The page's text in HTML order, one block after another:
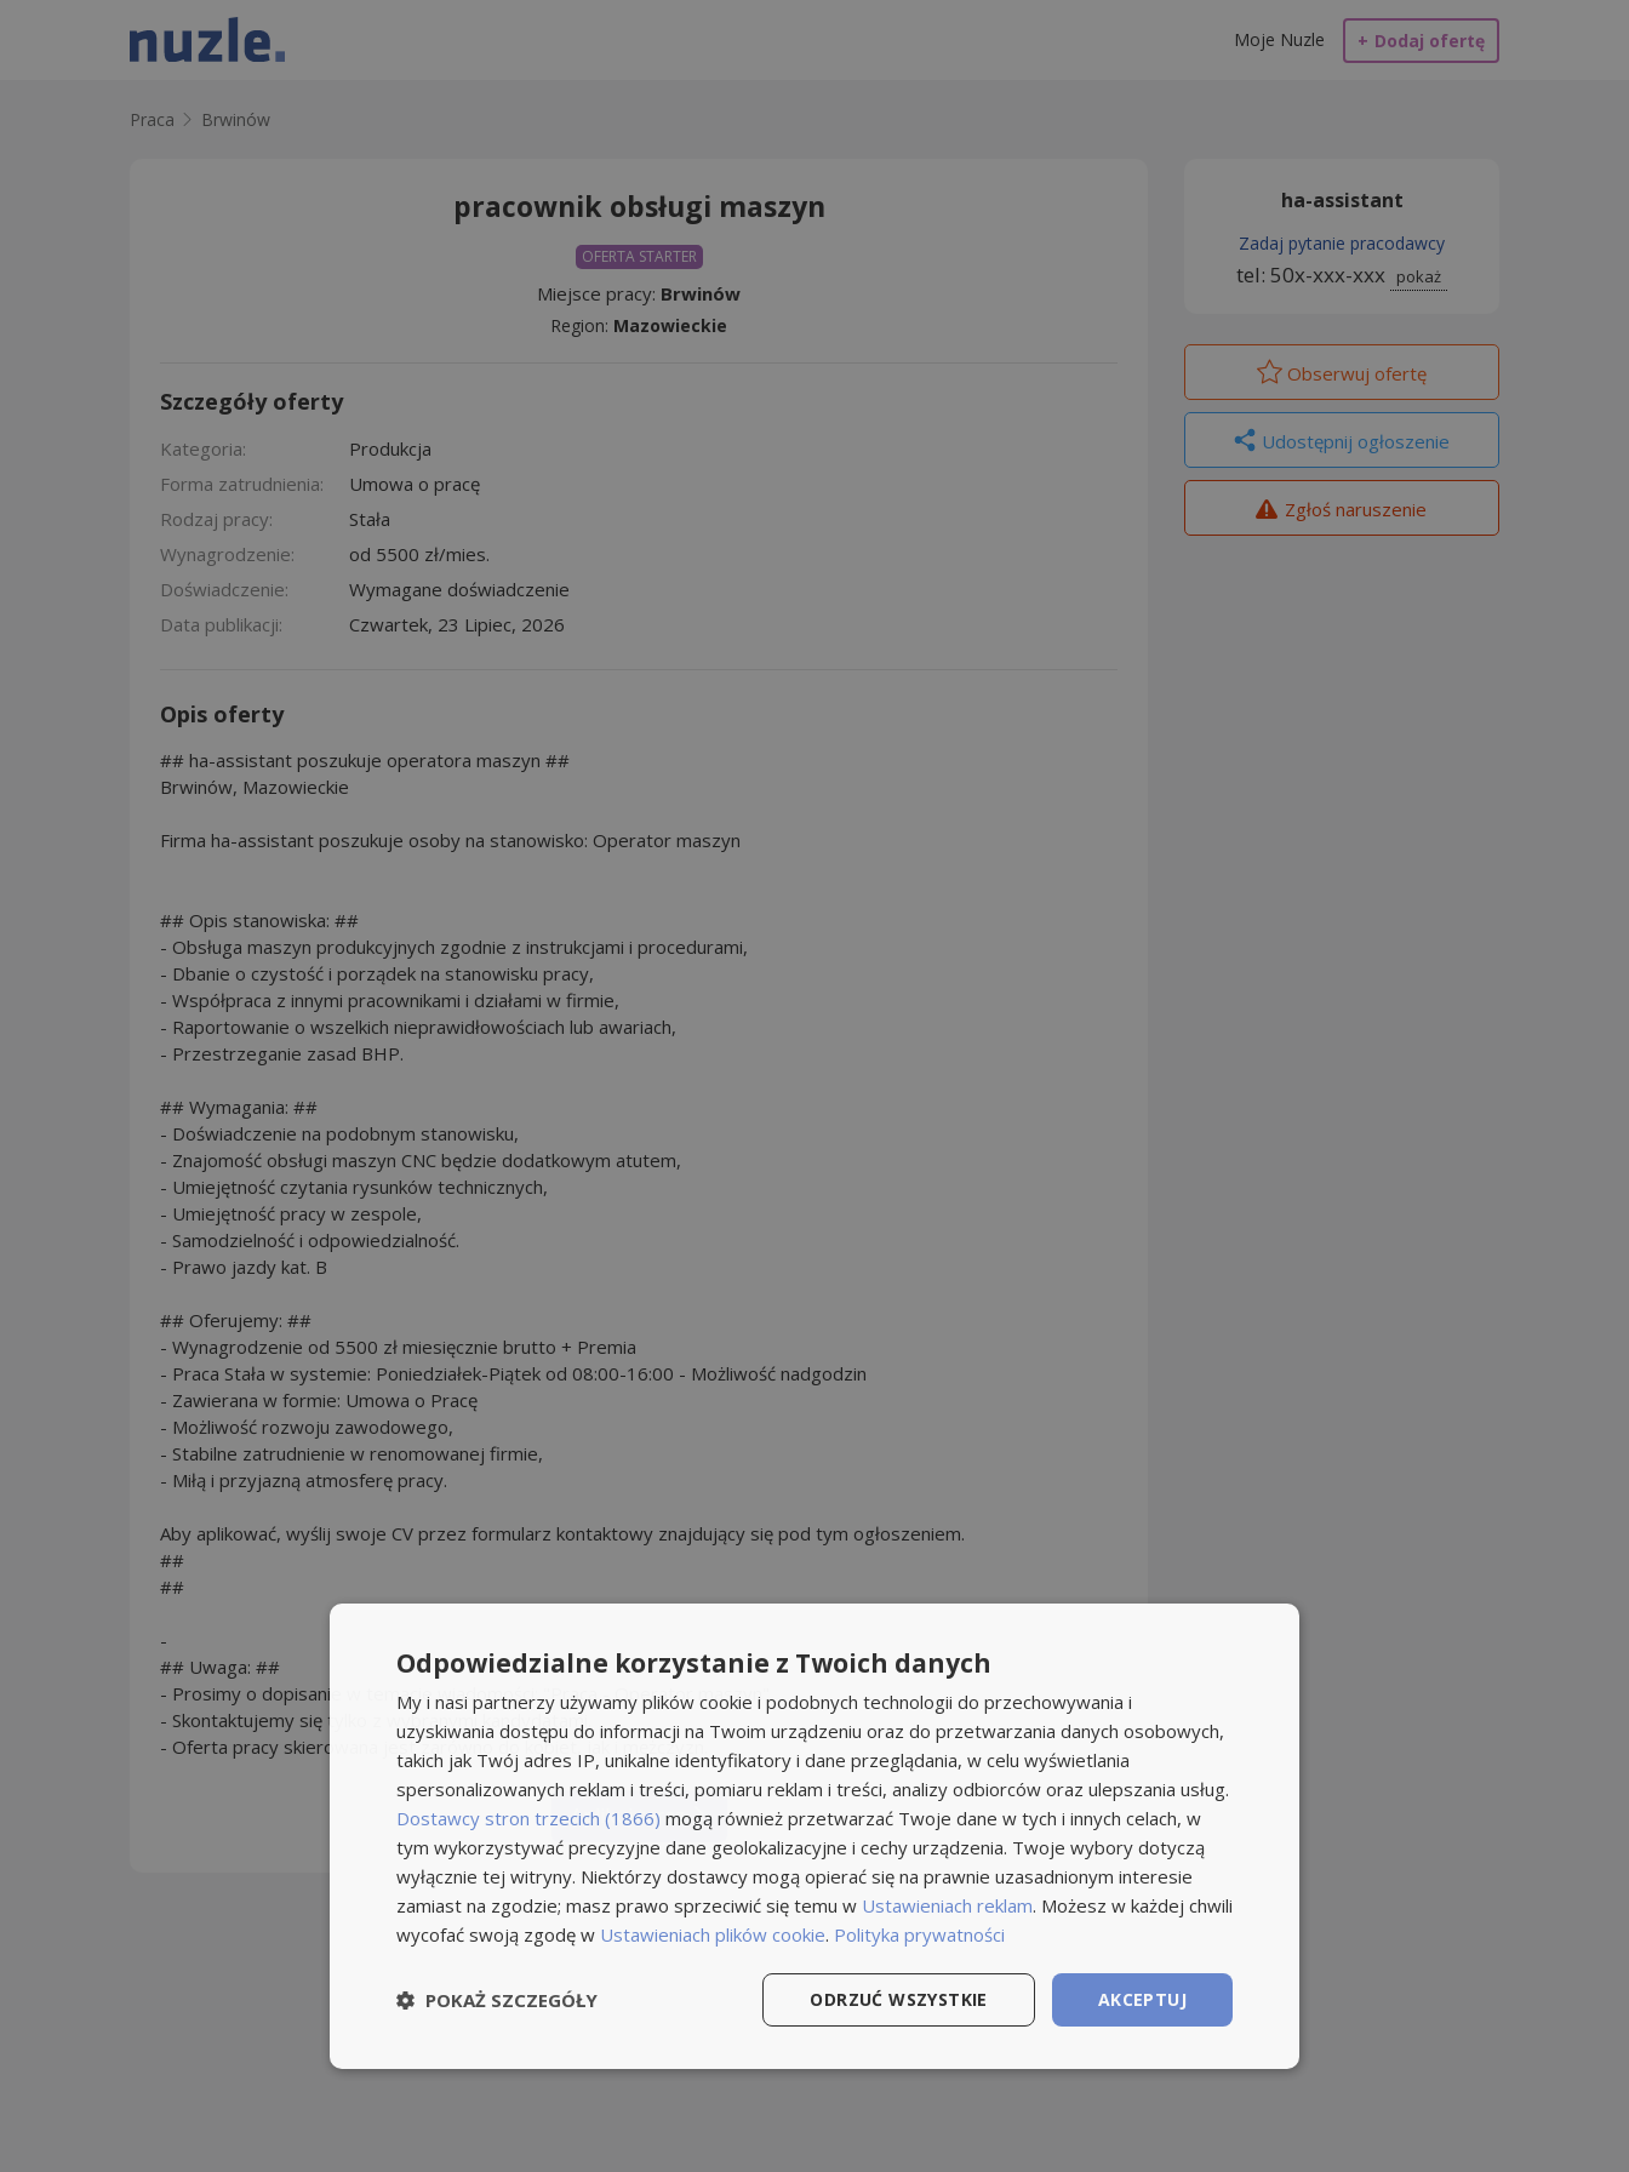
+ Dodaj ofertę
Moje Nuzle
Praca Brwinów
ha-assistant
Zadaj pytanie pracodawcy
tel: 50x-xxx-xxx pokaż
Obserwuj ofertę
Udostępnij ogłoszenie
Zgłoś naruszenie
pracownik obsługi maszyn
OFERTA STARTER
Miejsce pracy: Brwinów
Region: Mazowieckie
Szczegóły oferty
Kategoria:
Produkcja
Forma zatrudnienia:
Umowa o pracę
Rodzaj pracy:
Stała
Wynagrodzenie:
od 5500 zł/mies.
Doświadczenie:
Wymagane doświadczenie
Data publikacji:
Czwartek, 23 Lipiec, 2026
Opis oferty
## ha-assistant poszukuje operatora maszyn ##
Brwinów, Mazowieckie
Firma ha-assistant poszukuje osoby na stanowisko: Operator maszyn
## Opis stanowiska: ##
- Obsługa maszyn produkcyjnych zgodnie z instrukcjami i procedurami,
- Dbanie o czystość i porządek na stanowisku pracy,
- Współpraca z innymi pracownikami i działami w firmie,
- Raportowanie o wszelkich nieprawidłowościach lub awariach,
- Przestrzeganie zasad BHP.
## Wymagania: ##
- Doświadczenie na podobnym stanowisku,
- Znajomość obsługi maszyn CNC będzie dodatkowym atutem,
- Umiejętność czytania rysunków technicznych,
- Umiejętność pracy w zespole,
- Samodzielność i odpowiedzialność.
- Prawo jazdy kat. B
## Oferujemy: ##
- Wynagrodzenie od 5500 zł miesięcznie brutto + Premia
- Praca Stała w systemie: Poniedziałek-Piątek od 08:00-16:00 - Możliwość nadgodzin
- Zawierana w formie: Umowa o Pracę
- Możliwość rozwoju zawodowego,
- Stabilne zatrudnienie w renomowanej firmie,
- Miłą i przyjazną atmosferę pracy.
Aby aplikować, wyślij swoje CV przez formularz kontaktowy znajdujący się pod tym ogłoszeniem.
##
##
-
## Uwaga: ##
- Prosimy o dopisanie w temacie wiadomości: "Praca - Operator maszyn"
- Skontaktujemy się tylko z wybranymi kandydatami.
- Oferta pracy skierowana jest zarówno do kobiet, jak i mężczyzn.
Aplikuj teraz
Odpowiedzialne korzystanie z Twoich danych
My i nasi partnerzy używamy plików cookie i podobnych technologii do przechowywania i
uzyskiwania dostępu do informacji na Twoim urządzeniu oraz do przetwarzania danych osobowych,
takich jak Twój adres IP, unikalne identyfikatory i dane przeglądania, w celu wyświetlania
spersonalizowanych reklam i treści, pomiaru reklam i treści, analizy odbiorców oraz ulepszania usług.
Dostawcy stron trzecich (1866) mogą również przetwarzać Twoje dane w tych i innych celach, w
tym wykorzystywać precyzyjne dane geolokalizacyjne i cechy urządzenia. Twoje wybory dotyczą
wyłącznie tej witryny. Niektórzy dostawcy mogą opierać się na prawnie uzasadnionym interesie
zamiast na zgodzie; masz prawo sprzeciwić się temu w Ustawieniach reklam. Możesz w każdej chwili
wycofać swoją zgodę w Ustawieniach plików cookie. Polityka prywatności
AKCEPTUJ
ODRZUĆ WSZYSTKIE
POKAŻ SZCZEGÓŁY